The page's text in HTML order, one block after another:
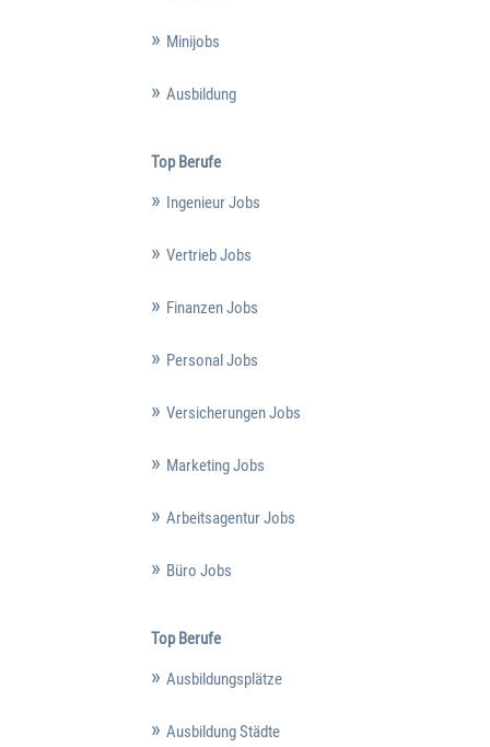
Minijobs
Ausbildung
Top Berufe
Ingenieur Jobs
Vertrieb Jobs
Finanzen Jobs
Personal Jobs
Versicherungen Jobs
Marketing Jobs
Arbeitsagentur Jobs
Büro Jobs
Top Berufe
Ausbildungsplätze
Ausbildung Städte